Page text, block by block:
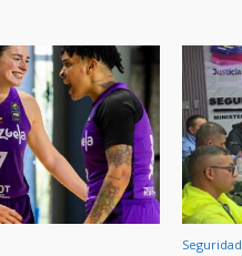
Seguridad